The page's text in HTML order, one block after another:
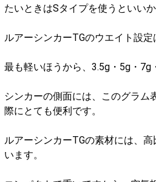
たいときはSタイプを使うといいか
ルアーシンカーTGのウエイト設
最も軽いほうから、3.5g・5g・7g
シンカーの側面には、このグラム
際にとても便利です。
ルアーシンカーTGの素材には、
います。